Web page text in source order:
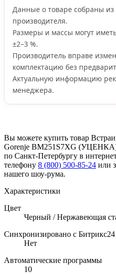
Данные о товаре собраны
производителя.
Размеры и массы могут
±2–3 %.
Производитель вправе
комплектацию без
Актуальную информацию
менеджера.
Вы можете купить товар
Gorenje BM251S7XG (УЦЕНКА)
по Санкт-Петербургу в
телефону 8 (800) 500-85-24 или
нашего шоу-рума.
Характеристики
Цвет
Черный / Нержавеющая
Синхронизировано с Битрикс24
Нет
Автоматические программы
10